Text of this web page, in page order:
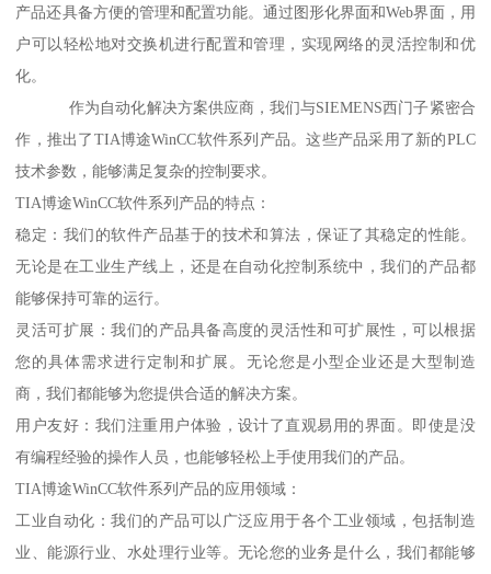
产品还具备方便的管理和配置功能。通过图形化界面和Web界面，用
户可以轻松地对交换机进行配置和管理，实现网络的灵活控制和优
化。
作为自动化解决方案供应商，我们与SIEMENS西门子紧密合
作，推出了TIA博途WinCC软件系列产品。这些产品采用了新的PLC
技术参数，能够满足复杂的控制要求。
TIA博途WinCC软件系列产品的特点：
稳定：我们的软件产品基于的技术和算法，保证了其稳定的性能。
无论是在工业生产线上，还是在自动化控制系统中，我们的产品都
能够保持可靠的运行。
灵活可扩展：我们的产品具备高度的灵活性和可扩展性，可以根据
您的具体需求进行定制和扩展。无论您是小型企业还是大型制造
商，我们都能够为您提供合适的解决方案。
用户友好：我们注重用户体验，设计了直观易用的界面。即使是没
有编程经验的操作人员，也能够轻松上手使用我们的产品。
TIA博途WinCC软件系列产品的应用领域：
工业自动化：我们的产品可以广泛应用于各个工业领域，包括制造
业、能源行业、水处理行业等。无论您的业务是什么，我们都能够